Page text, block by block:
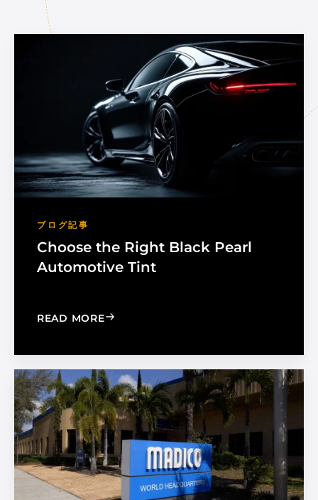
ブログ記事
Choose the Right Black Pearl
Automotive Tint
READ MORE: CHOOSE THE RIGHT BLACK PEARL